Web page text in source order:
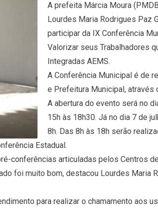
A prefeita Márcia Moura
Lourdes Maria Rodrigues Paz
participar da IX Conferência
Valorizar seus Trabalhadores
Integradas AEMS.
A Conferência Municipal é de
e Prefeitura Municipal, através
A abertura do evento será no
15h às 18h30. Já no dia 7 de
8h. Das 8h às 18h serão
Estadual.
conferências articuladas pelos Centros
foi muito bom, destacou Lourdes Maria
para realizar o chamamento aos